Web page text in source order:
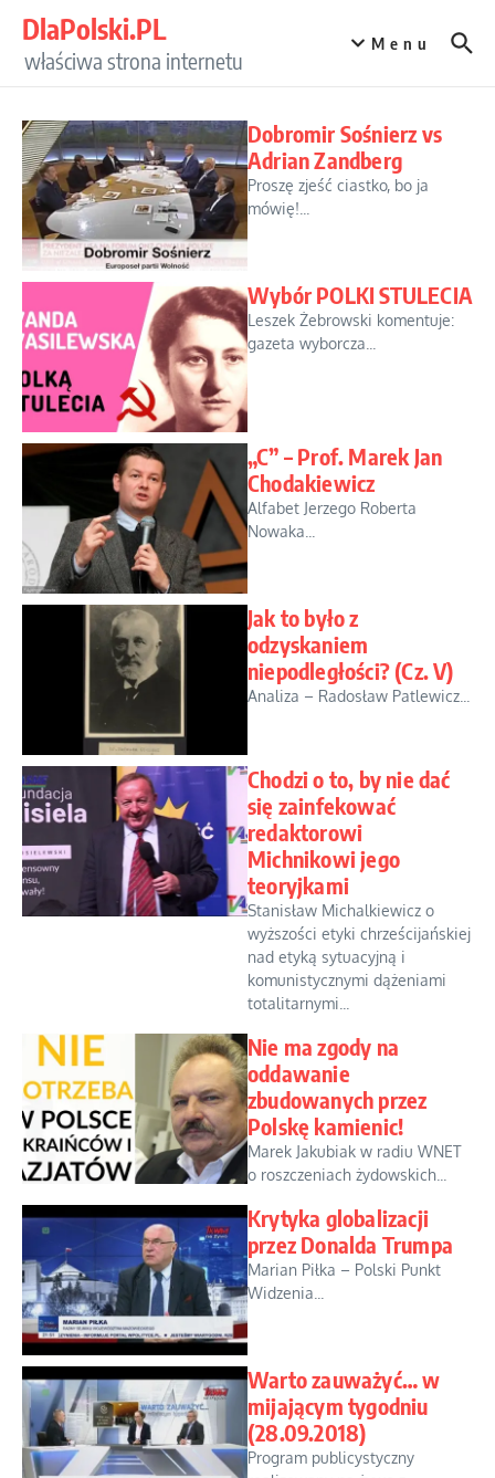
DlaPolski.PL
właściwa strona internetu
Menu
Dobromir Sośnierz vs
Adrian Zandberg
Proszę zjeść ciastko, bo ja
mówię!...
Wybór POLKI STULECIA
Leszek Żebrowski komentuje:
gazeta wyborcza...
„C” – Prof. Marek Jan
Chodakiewicz
Alfabet Jerzego Roberta
Nowaka...
Jak to było z
odzyskaniem
niepodległości? (Cz. V)
Analiza – Radosław Patlewicz...
Chodzi o to, by nie dać
się zainfekować
redaktorowi
Michnikowi jego
teoryjkami
Stanisław Michalkiewicz o
wyższości etyki chrześcijańskiej
nad etyką sytuacyjną i
komunistycznymi dążeniami
totalitarnymi...
Nie ma zgody na
oddawanie
zbudowanych przez
Polskę kamienic!
Marek Jakubiak w radiu WNET
o roszczeniach żydowskich...
Krytyka globalizacji
przez Donalda Trumpa
Marian Piłka – Polski Punkt
Widzenia...
Warto zauważyć… w
mijającym tygodniu
(28.09.2018)
Program publicystyczny